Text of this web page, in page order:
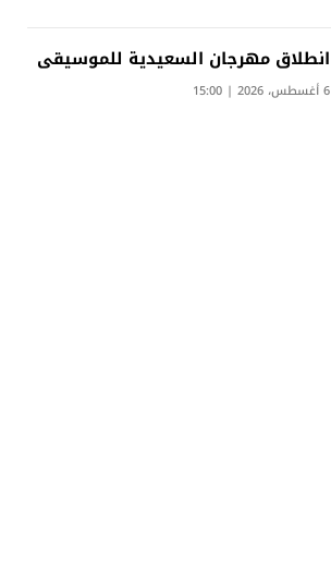
انطلاق مهرجان السعيدية للموسيقى
6 أغسطس، 2026 | 15:00